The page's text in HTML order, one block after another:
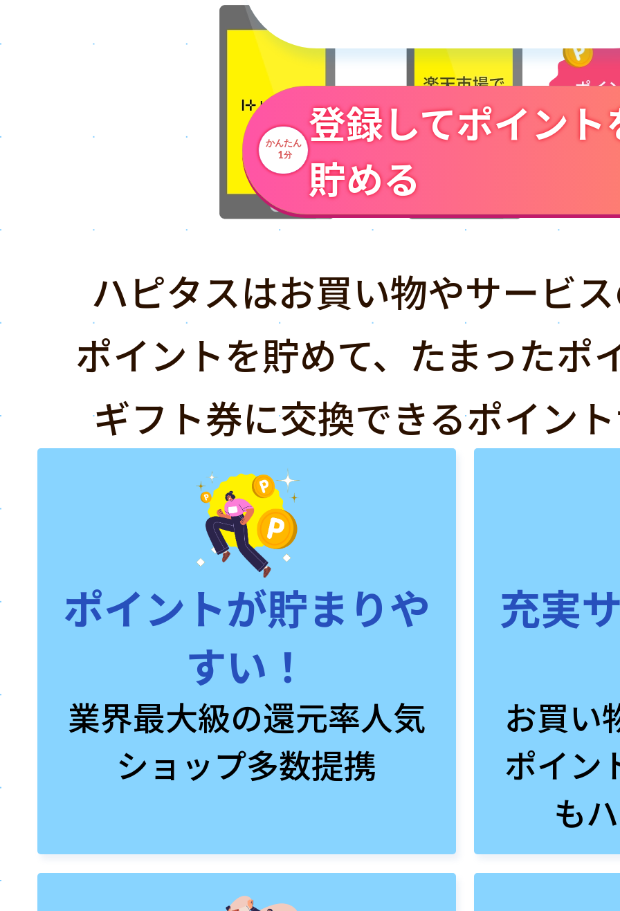
かんたん
1分
登録してポイント
貯める
ハピタスはお買い物やサービ
ポイントを貯めて、たまったポ
ギフト券に交換できるポイン
ポイントが貯まりや
すい！
業界最大級の還元率人気
ショップ多数提携
充実
お買い
ポイン
も